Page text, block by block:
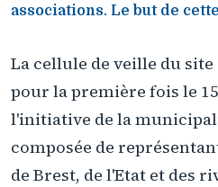
associations. Le but de
La cellule de veille du
pour la première fois le
l'initiative de la
composée de
de Brest, de l'Etat et des